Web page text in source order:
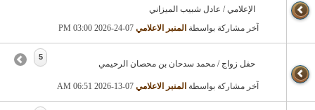
الإعلامي / عادل شبيب الميزاني
آخر مشاركة بواسطة المنبر الاعلامي 03:00 PM
حفل زواج / محمد سدحان بن محصان الرحيمي
آخر مشاركة بواسطة المنبر الاعلامي 06:51 AM
5